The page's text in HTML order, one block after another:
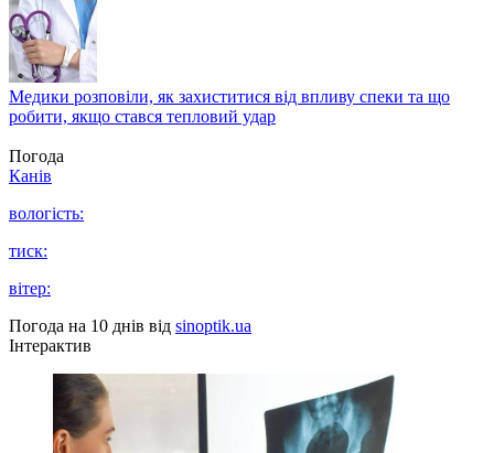
Медики розповіли, як захиститися від впливу спеки та що
робити, якщо стався тепловий удар
Погода
Канів
вологість:
тиск:
вітер:
Погода на 10 днів від sinoptik.ua
Інтерактив